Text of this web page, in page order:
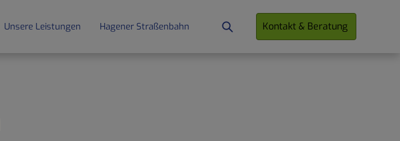
Unsere Leistungen Hagener Straßenbahn Kontakt & Beratung